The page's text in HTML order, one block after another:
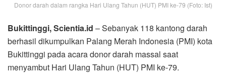
Donor darah dalam rangka Hari Ulang Tahun (HUT) PMI ke-79 (Foto: Ist)
Bukittinggi, Scientia.id – Sebanyak 118 kantong darah
berhasil dikumpulkan Palang Merah Indonesia (PMI) kota
Bukittinggi pada acara donor darah massal saat
menyambut Hari Ulang Tahun (HUT) PMI ke-79.